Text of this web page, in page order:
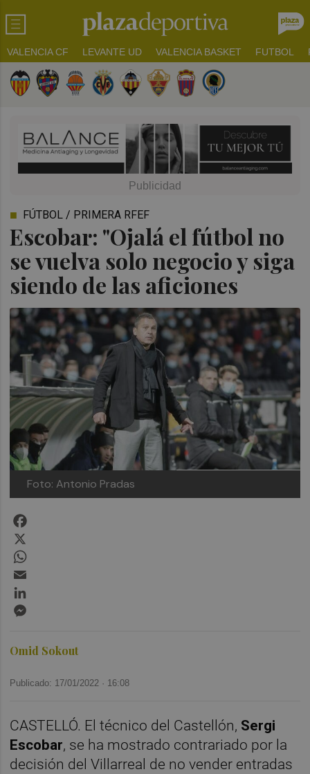
VALENCIA CF LEVANTE UD VALENCIA BASKET FUTBOL
Escobar: "Ojalá el fútbol no
se vuelva solo negocio y siga
siendo de las aficiones
FÚTBOL / PRIMERA RFEF
Foto: Antonio Pradas
Omid Sokout
Publicado: 17/01/2022 · 16:08
CASTELLÓ. El técnico del Castellón, Sergi
Escobar, se ha mostrado contrariado por la
decisión del Villarreal de no vender entradas